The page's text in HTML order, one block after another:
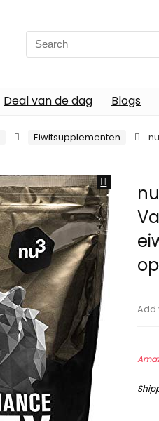
Search
for:
Deal van de dag Blogs
Eiwitsupplementen
Add